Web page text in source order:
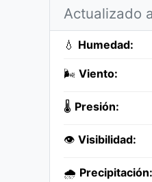
Actualizado
💧 Humedad:
🌬️ Viento:
🌡️ Presión:
👁️ Visibilidad:
🌧️ Precipitación: